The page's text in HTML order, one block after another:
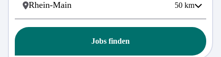
50 km
Jobs finden